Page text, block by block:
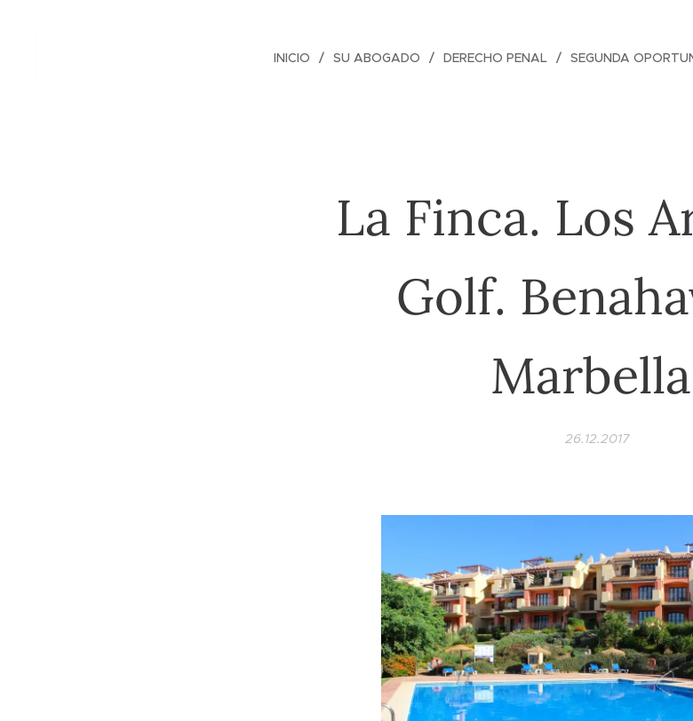
INICIO SU ABOGADO DERECHO PENAL SEGUNDA
La Finca. Los
Golf.
26.12.2017